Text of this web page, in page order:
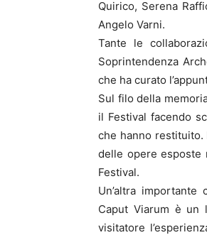
Quirico, Serena
Angelo Varni.
Tante le
Soprintendenza
che ha curato
Sul filo della
il Festival facendo
che hanno
delle opere esposte
Festival.
Un’altra
Caput Viarum è un
visitatore